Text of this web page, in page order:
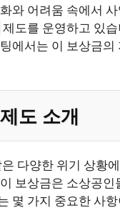
와 어려움 속에서
제도를 운영하고 있
에서는 이 보상금
도 소개
다양한 위기 상황
보상금은 소상공
몇 가지 중요한 사